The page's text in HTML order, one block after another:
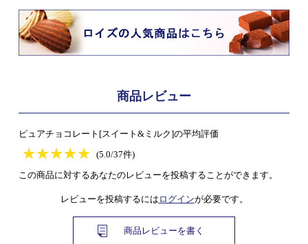
商品レビュー
ピュアチョコレート[スイート&ミルク]の平均評価
★★★★★
★★★★★ (5.0/37件)
この商品に対するあなたのレビューを投稿することができます。
レビューを投稿するには ログインが必要です。
商品レビューを書く